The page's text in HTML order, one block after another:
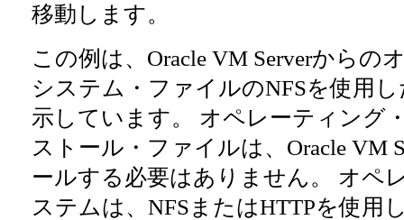
移動します。
この例は、Oracle VM Serverからの
システム・ファイルのNFSを使用
示しています。 オペレーティング
ストール・ファイルは、Oracle VM
ールする必要はありません。 オペ
ステムは、NFSまたはHTTPを使用